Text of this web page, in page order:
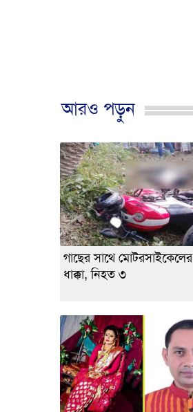
আরও পড়ুন
গাছের সাথে মোটরসাইকেলের
ধাক্কা, নিহত ৩